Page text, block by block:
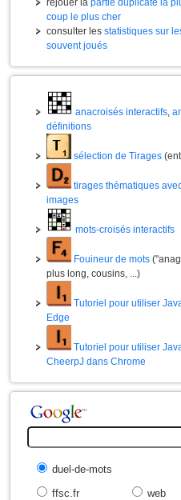
rejouer la partie duplicate la
coup le plus cher
consulter les statistiques sur
souvent joués
anacroisés interactifs,
définitions
sélection de Tirages
tirages thématiques
images
mots-croisés interactifs
Fouineur de mots
plus long, cousins, ...)
Tutoriel pour utiliser
Edge
Tutoriel pour utiliser
CheerpJ dans Chrome
duel-de-mots
ffsc.fr
web